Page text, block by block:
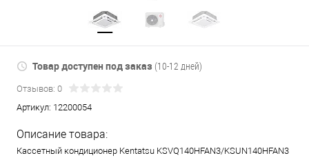
Товар доступен под заказ (10-12 дней)
Отзывов: 0
Артикул: 12200054
Описание товара:
Кассетный кондиционер Kentatsu KSVQ140HFAN3/KSUN140HFAN3